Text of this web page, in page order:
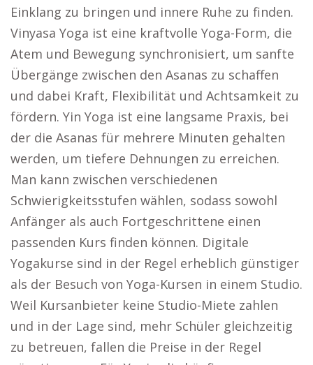
Einklang zu bringen und innere Ruhe zu finden.
Vinyasa Yoga ist eine kraftvolle Yoga-Form, die
Atem und Bewegung synchronisiert, um sanfte
Übergänge zwischen den Asanas zu schaffen
und dabei Kraft, Flexibilität und Achtsamkeit zu
fördern. Yin Yoga ist eine langsame Praxis, bei
der die Asanas für mehrere Minuten gehalten
werden, um tiefere Dehnungen zu erreichen.
Man kann zwischen verschiedenen
Schwierigkeitsstufen wählen, sodass sowohl
Anfänger als auch Fortgeschrittene einen
passenden Kurs finden können. Digitale
Yogakurse sind in der Regel erheblich günstiger
als der Besuch von Yoga-Kursen in einem Studio.
Weil Kursanbieter keine Studio-Miete zahlen
und in der Lage sind, mehr Schüler gleichzeitig
zu betreuen, fallen die Preise in der Regel